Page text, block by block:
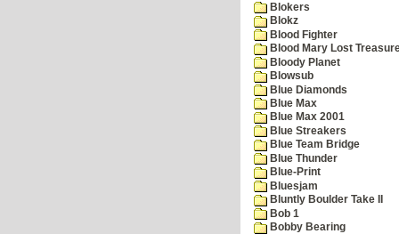
Blokers
Blokz
Blood Fighter
Blood Mary Lost
Bloody Planet
Blowsub
Blue Diamonds
Blue Max
Blue Max 2001
Blue Streakers
Blue Team Bridge
Blue Thunder
Blue-Print
Bluesjam
Bluntly Boulder Take II
Bob 1
Bobby Bearing